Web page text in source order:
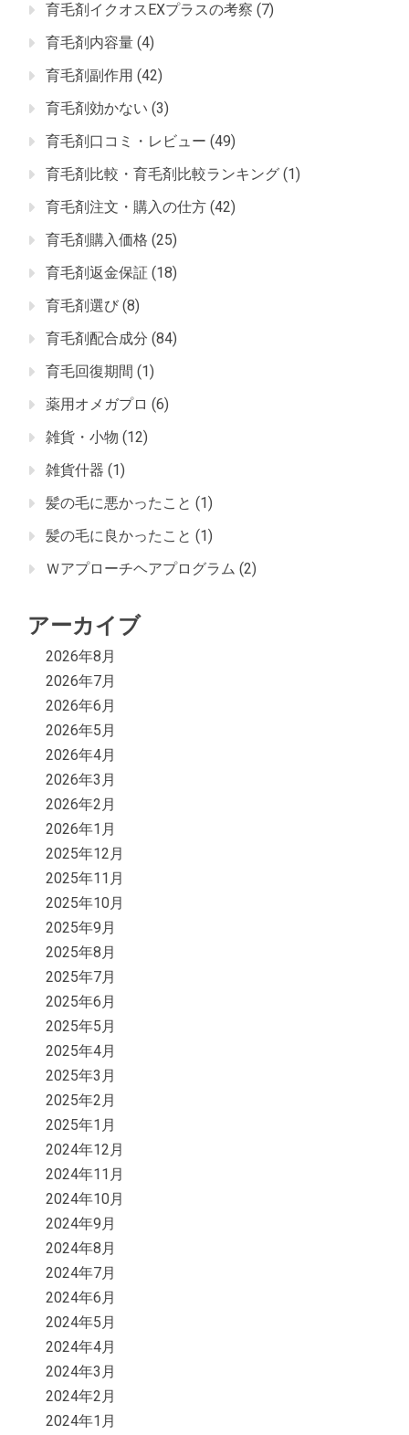
育毛剤イクオスEXプラスの考察 (7)
育毛剤内容量 (4)
育毛剤副作用 (42)
育毛剤効かない (3)
育毛剤口コミ・レビュー (49)
育毛剤比較・育毛剤比較ランキング (1)
育毛剤注文・購入の仕方 (42)
育毛剤購入価格 (25)
育毛剤返金保証 (18)
育毛剤選び (8)
育毛剤配合成分 (84)
育毛回復期間 (1)
薬用オメガプロ (6)
雑貨・小物 (12)
雑貨什器 (1)
髪の毛に悪かったこと (1)
髪の毛に良かったこと (1)
Ｗアプローチヘアプログラム (2)
アーカイブ
2026年8月
2026年7月
2026年6月
2026年5月
2026年4月
2026年3月
2026年2月
2026年1月
2025年12月
2025年11月
2025年10月
2025年9月
2025年8月
2025年7月
2025年6月
2025年5月
2025年4月
2025年3月
2025年2月
2025年1月
2024年12月
2024年11月
2024年10月
2024年9月
2024年8月
2024年7月
2024年6月
2024年5月
2024年4月
2024年3月
2024年2月
2024年1月